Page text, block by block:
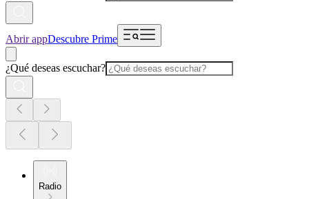
Abrir appDescubre Prime
¿Qué deseas escuchar?
Radio